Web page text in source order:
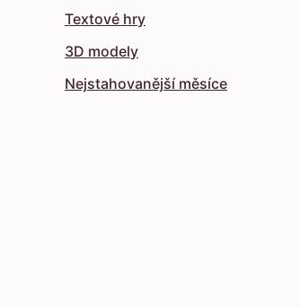
Textové hry
3D modely
Nejstahovanější měsíce